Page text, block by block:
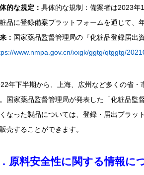
的な規定： 具体的な規制：備案者は2023年
品に登録備案プラットフォームを通じて、
： 国家薬品監督管理局の『化粧品登録届出
www.nmpa.gov.cn/xxgk/ggtg/qtggtg/
年下半期から、上海、広州など多くの省
国家薬品監督管理局が発表した「化粧品監
なった製品については、登録・届出プラッ
売することができます。
原料安全性に関する情報に